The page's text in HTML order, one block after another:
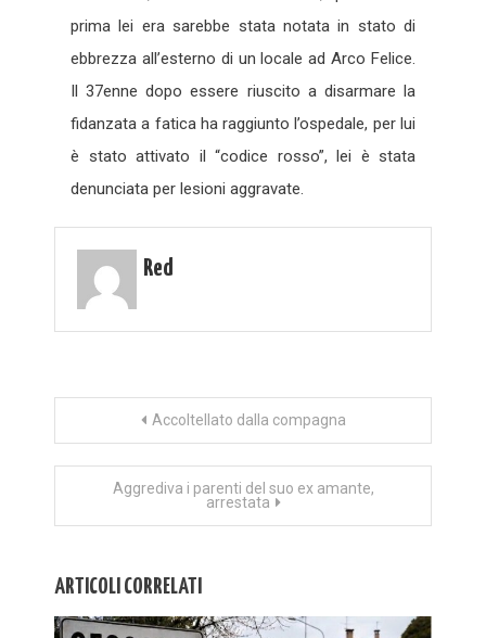
prima lei era sarebbe stata notata in stato di
ebbrezza all’esterno di un locale ad Arco Felice.
Il 37enne dopo essere riuscito a disarmare la
fidanzata a fatica ha raggiunto l’ospedale, per lui
è stato attivato il “codice rosso”, lei è stata
denunciata per lesioni aggravate.
Red
Navigazione
articoli
Accoltellato dalla compagna
Aggrediva i parenti del suo ex amante,
arrestata
ARTICOLI CORRELATI